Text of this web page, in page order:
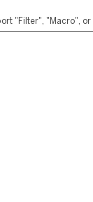
"Filter", "Macro",